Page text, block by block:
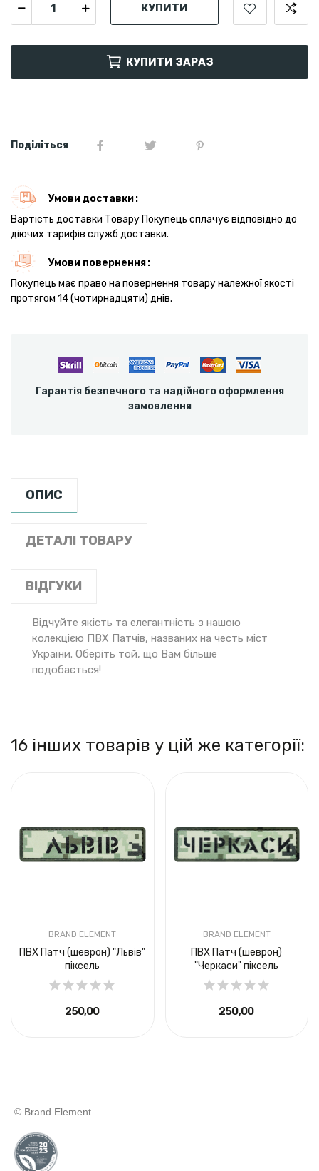
КУПИТИ
КУПИТИ ЗАРАЗ
Поділіться
Умови доставки
Вартість доставки Товару Покупець сплачує відповідно до
діючих тарифів служб доставки.
Умови повернення
Покупець має право на повернення товару належної якості
протягом 14 (чотирнадцяти) днів.
Гарантія безпечного та надійного оформлення
замовлення
ОПИС
ДЕТАЛІ ТОВАРУ
ВІДГУКИ
Відчуйте якість та елегантність з нашою
колекцією ПВХ Патчів, названих на честь міст
України. Оберіть той, що Вам більше
подобається!
16 інших товарів у цій же категорії:
BRAND ELEMENT
ПВХ Патч (шеврон) "Львів"
піксель
250,00 ₴
BRAND ELEMENT
ПВХ Патч (шеврон)
"Черкаси" піксель
250,00 ₴
© Brand Element.